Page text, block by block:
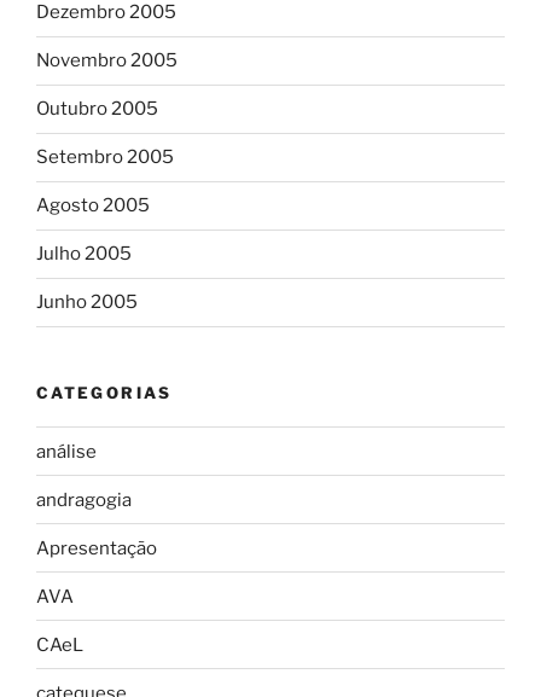
Dezembro 2005
Novembro 2005
Outubro 2005
Setembro 2005
Agosto 2005
Julho 2005
Junho 2005
CATEGORIAS
análise
andragogia
Apresentação
AVA
CAeL